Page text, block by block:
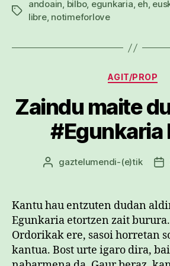
Etiketak
andoain, bilbo, egunkaria, eh,
libre, notimeforlove
AGIT/PROP
Zaindu maite
#Egunkaria
Argitalpenaren
gaztelumendi-(e)tik
Kantu hau entzuten dudan
Egunkaria etortzen zait
Ordorikak ere, sasoi horretan
kantua. Bost urte igaro dira,